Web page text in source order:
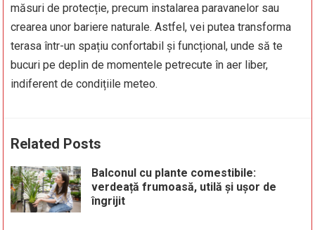
măsuri de protecție, precum instalarea paravanelor sau
crearea unor bariere naturale. Astfel, vei putea transforma
terasa într-un spațiu confortabil și funcțional, unde să te
bucuri pe deplin de momentele petrecute în aer liber,
indiferent de condițiile meteo.
Related Posts
Balconul cu plante comestibile:
verdeață frumoasă, utilă și ușor de
îngrijit